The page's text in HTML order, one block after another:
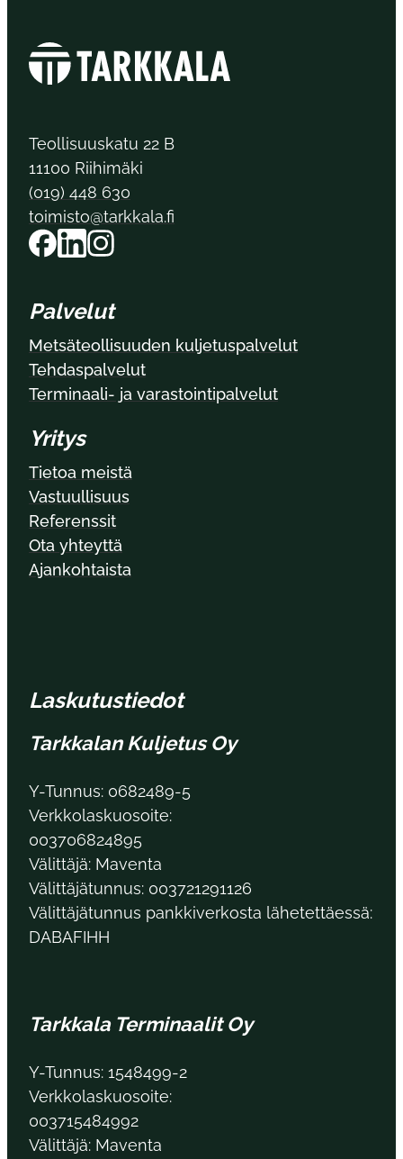
Teollisuuskatu 22 B
11100 Riihimäki
(019) 448 630
toimisto@tarkkala.fi
Palvelut
Metsäteollisuuden kuljetuspalvelut
Tehdaspalvelut
Terminaali- ja varastointipalvelut
Yritys
Tietoa meistä
Vastuullisuus
Referenssit
Ota yhteyttä
Ajankohtaista
Laskutustiedot
Tarkkalan Kuljetus Oy
Y-Tunnus: 0682489-5
Verkkolaskuosoite:
003706824895
Välittäjä: Maventa
Välittäjätunnus: 003721291126
Välittäjätunnus pankkiverkosta lähetettäessä:
DABAFIHH
Tarkkala Terminaalit Oy
Y-Tunnus: 1548499-2
Verkkolaskuosoite:
003715484992
Välittäjä: Maventa